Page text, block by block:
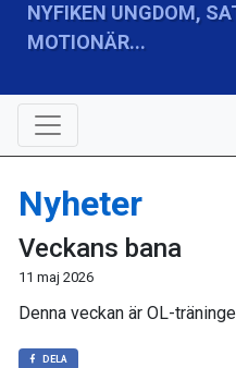
NYFIKEN UNGDOM,
MOTIONÄR...
Nyheter
Veckans bana
11 maj 2026
Denna veckan är OL-
DELA